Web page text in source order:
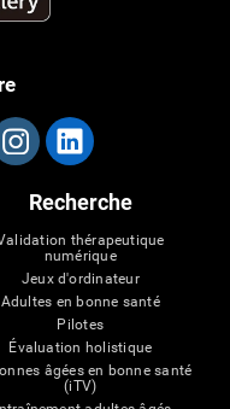
Recherche
thérapeutique
numérique
Jeux d'ordinateur
Adultes en bonne santé
Pilotes
Évaluation holistique
âgées en bonne santé
(iTV)